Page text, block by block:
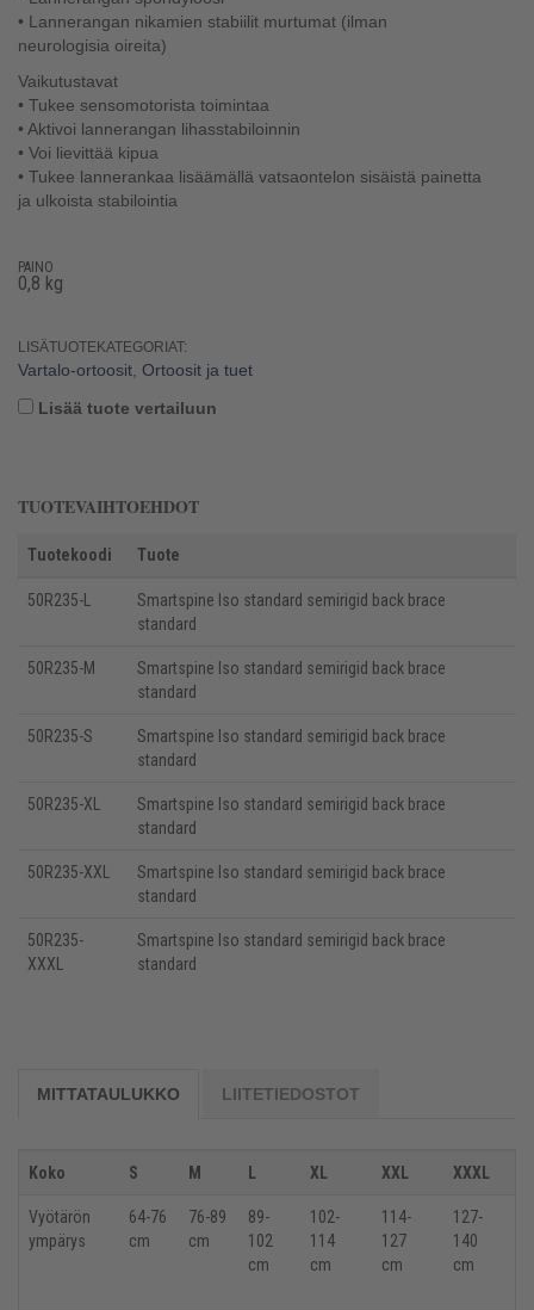
• Lannerangan nikamien stabiilit murtumat (ilman
neurologisia oireita)
Vaikutustavat
• Tukee sensomotorista toimintaa
• Aktivoi lannerangan lihasstabiloinnin
• Voi lievittää kipua
• Tukee lannerankaa lisäämällä vatsaontelon sisäistä painetta
ja ulkoista stabilointia
PAINO
0,8 kg
LISÄTUOTEKATEGORIAT:
Vartalo-ortoosit Ortoosit ja tuet
Lisää tuote vertailuun
TUOTEVAIHTOEHDOT
Tuotekoodi Tuote
50R235-L
Smartspine lso standard semirigid back brace
standard
50R235-M
Smartspine lso standard semirigid back brace
standard
50R235-S
Smartspine lso standard semirigid back brace
standard
50R235-XL
Smartspine lso standard semirigid back brace
standard
50R235-XXL
Smartspine lso standard semirigid back brace
standard
50R235-
XXXL
Smartspine lso standard semirigid back brace
standard
MITTATAULUKKO LIITETIEDOSTOT
Koko S M L XL XXL XXXL
Vyötärön
ympärys
64-76
cm
76-89
cm
89-
102
cm
102-
114
cm
114-
127
cm
127-
140
cm